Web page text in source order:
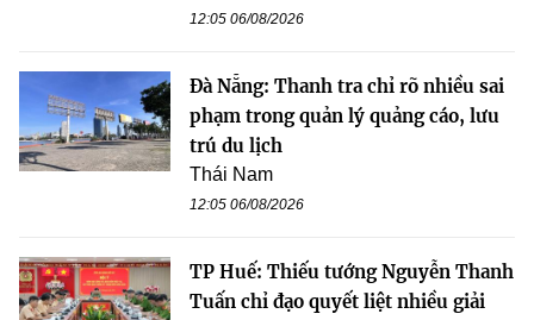
12:05 06/08/2026
Đà Nẵng: Thanh tra chỉ rõ nhiều sai
phạm trong quản lý quảng cáo, lưu
trú du lịch
Thái Nam
12:05 06/08/2026
TP Huế: Thiếu tướng Nguyễn Thanh
Tuấn chỉ đạo quyết liệt nhiều giải